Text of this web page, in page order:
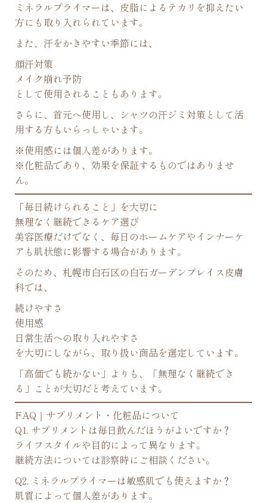
ミネラルプライマーは、皮脂によるテカリを抑えたい
方にも取り入れられています。
また、汗をかきやすい季節には、
顔汗対策
メイク崩れ予防
として使用されることもあります。
さらに、首元へ使用し、シャツの汗ジミ対策として活
用する方もいらっしゃいます。
※使用感には個人差があります。
※化粧品であり、効果を保証するものではありませ
ん。
「毎日続けられること」を大切に
無理なく継続できるケア選び
美容医療だけでなく、毎日のホームケアやインナーケ
アも肌状態に影響する場合があります。
そのため、札幌市白石区の白石ガーデンプレイス皮膚
科では、
続けやすさ
使用感
日常生活への取り入れやすさ
を大切にしながら、取り扱い商品を選定しています。
「高価でも続かない」よりも、「無理なく継続でき
る」ことが大切だと考えています。
FAQ｜サプリメント・化粧品について
Q1. サプリメントは毎日飲んだほうがよいですか？
ライフスタイルや目的によって異なります。
継続方法については診察時にご相談ください。
Q2. ミネラルプライマーは敏感肌でも使えますか？
肌質によって個人差があります。